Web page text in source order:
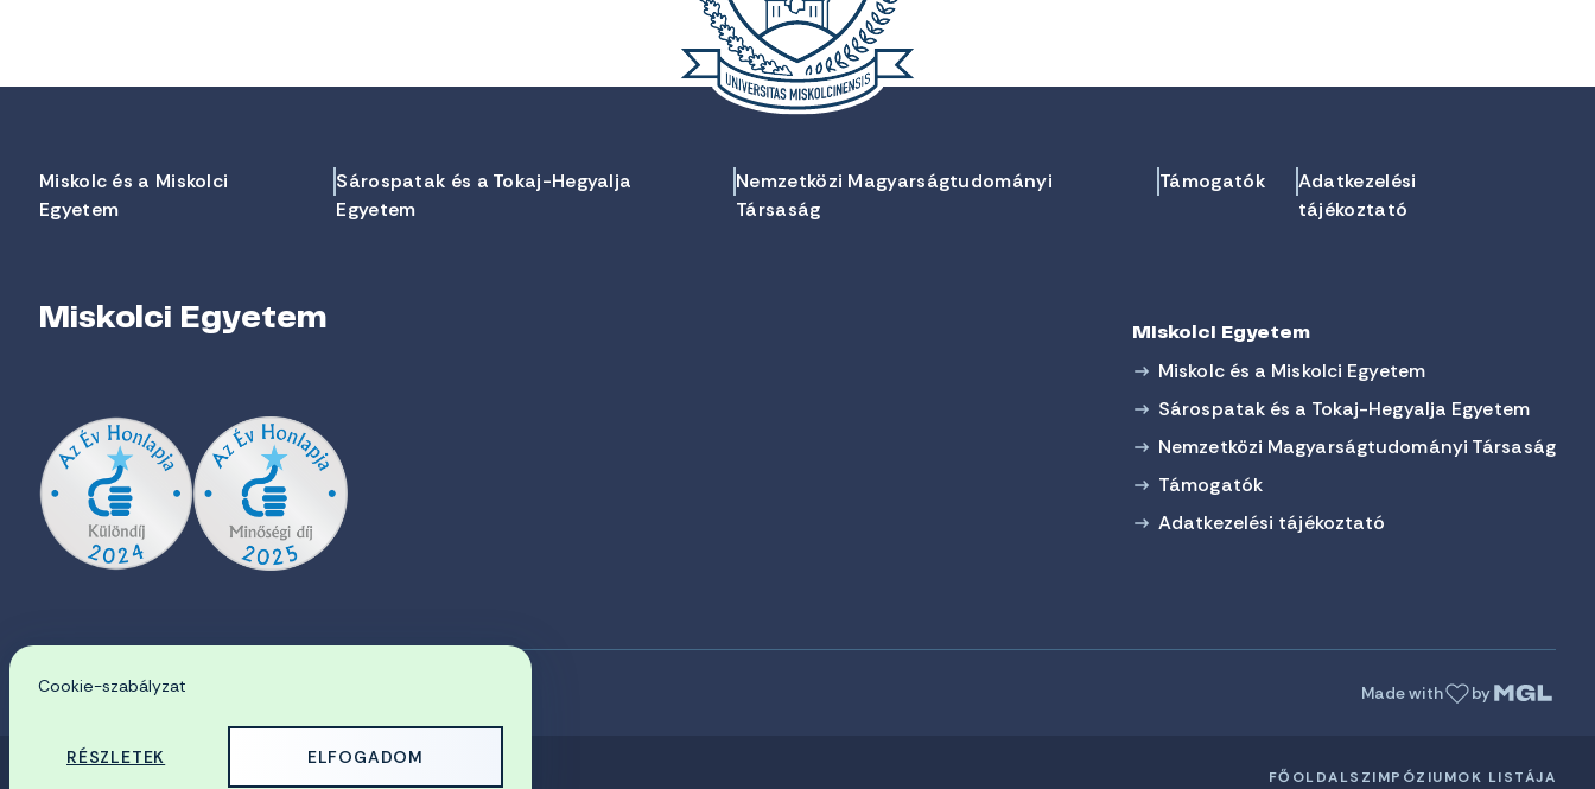
Miskolc és a Miskolci
Egyetem
Sárospatak és a Tokaj-Hegyalja
Egyetem
Nemzetközi Magyarságtudományi
Társaság
Támogatók
Adatkezelési
tájékoztató
Miskolci Egyetem Miskolci Egyetem
Miskolc és a Miskolci Egyetem
Sárospatak és a Tokaj-Hegyalja Egyetem
Nemzetközi Magyarságtudományi Társaság
Támogatók
Adatkezelési tájékoztató
EN Made with by
FŐOLDALSZIMPÓZIUMOK LISTÁJA
Cookie-szabályzat
RÉSZLETEK ELFOGADOM